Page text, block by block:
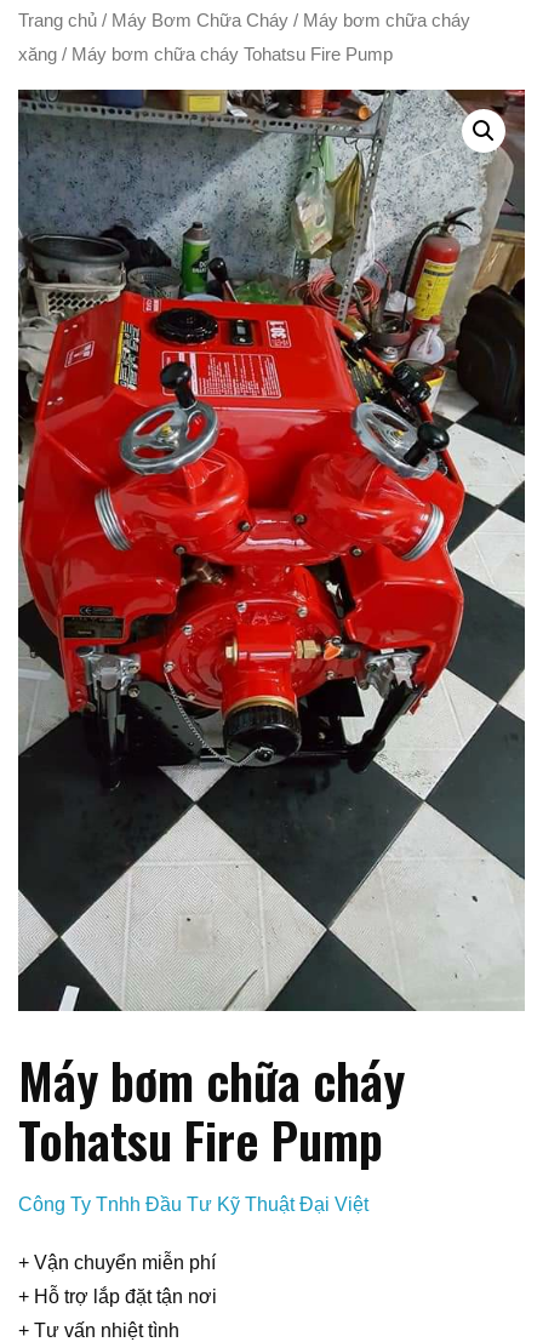
Trang chủ / Máy Bơm Chữa Cháy / Máy bơm chữa cháy
xăng / Máy bơm chữa cháy Tohatsu Fire Pump
Máy bơm chữa cháy
Tohatsu Fire Pump
Công Ty Tnhh Đầu Tư Kỹ Thuật Đại Việt
+ Vận chuyển miễn phí
+ Hỗ trợ lắp đặt tận nơi
+ Tư vấn nhiệt tình